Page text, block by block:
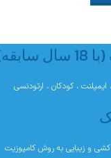
، کودکان ، ارتودنسی
و زیبایی به روش کامپوزیت